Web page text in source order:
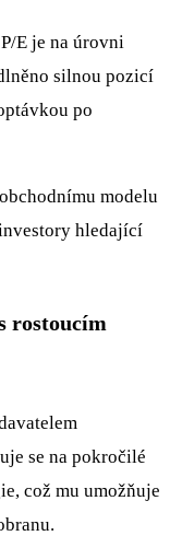
E je na úrovni
silnou pozicí
po
modelu
hledající
rostoucím
se na pokročilé
což mu umožňuje